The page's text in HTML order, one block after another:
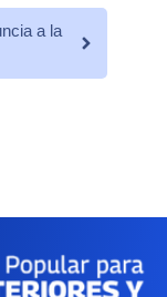
a la